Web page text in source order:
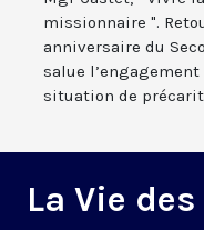
missionnaire ".
anniversaire du
salue
situation de
La Vie